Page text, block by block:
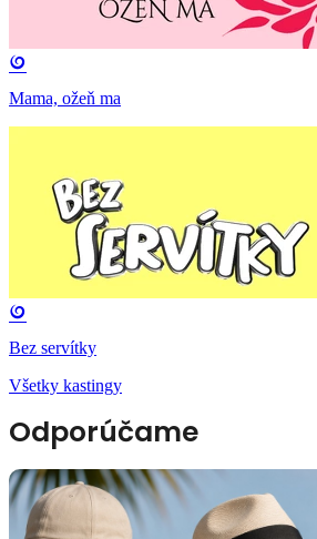
Mama, ožeň ma
Bez servítky
Všetky kastingy
Odporúčame